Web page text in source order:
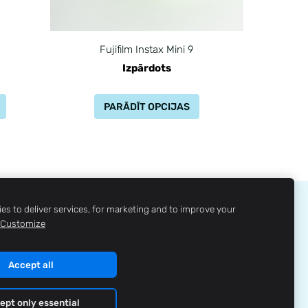
Fujifilm Instax Mini 9
Izpārdots
PARĀDĪT OPCIJAS
NOVĒRTĒJUMS
to deliver services, for marketing and to improve your
Customize
Accept all
only essential